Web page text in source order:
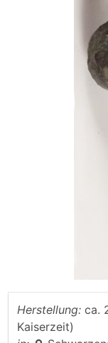
Herstellung: ca.
Kaiserzeit)